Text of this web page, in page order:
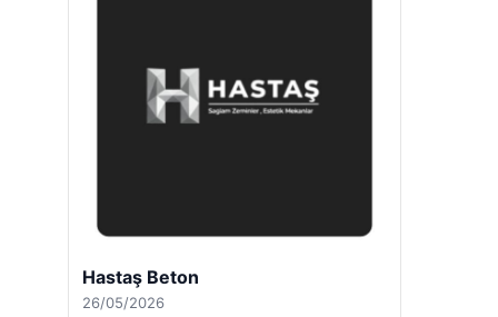
Hastaş Beton
26/05/2026